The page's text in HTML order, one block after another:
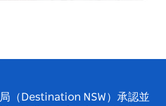
（Destination NSW）承認並